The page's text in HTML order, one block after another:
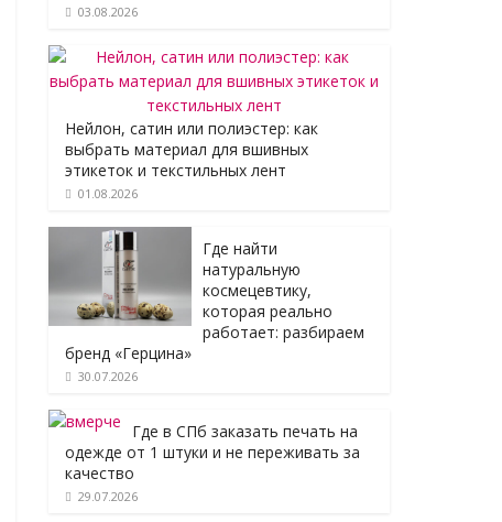
03.08.2026
Нейлон, сатин или полиэстер: как
выбрать материал для вшивных
этикеток и текстильных лент
01.08.2026
Где найти
натуральную
космецевтику,
которая реально
работает: разбираем
бренд «Герцина»
30.07.2026
Где в СПб заказать печать на
одежде от 1 штуки и не переживать за
качество
29.07.2026